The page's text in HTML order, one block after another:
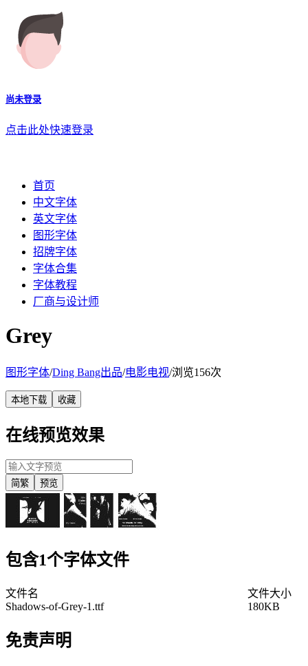
尚未登录
点击此处快速登录
首页
中文字体
英文字体
图形字体
招牌字体
字体合集
字体教程
厂商与设计师
Grey
图形字体/Ding Bang出品/电影电视/浏览156次
本地下载 收藏
在线预览效果
简繁 预览
包含1个字体文件
文件名
文件大小
Shadows-of-Grey-1.ttf
180KB
免责声明